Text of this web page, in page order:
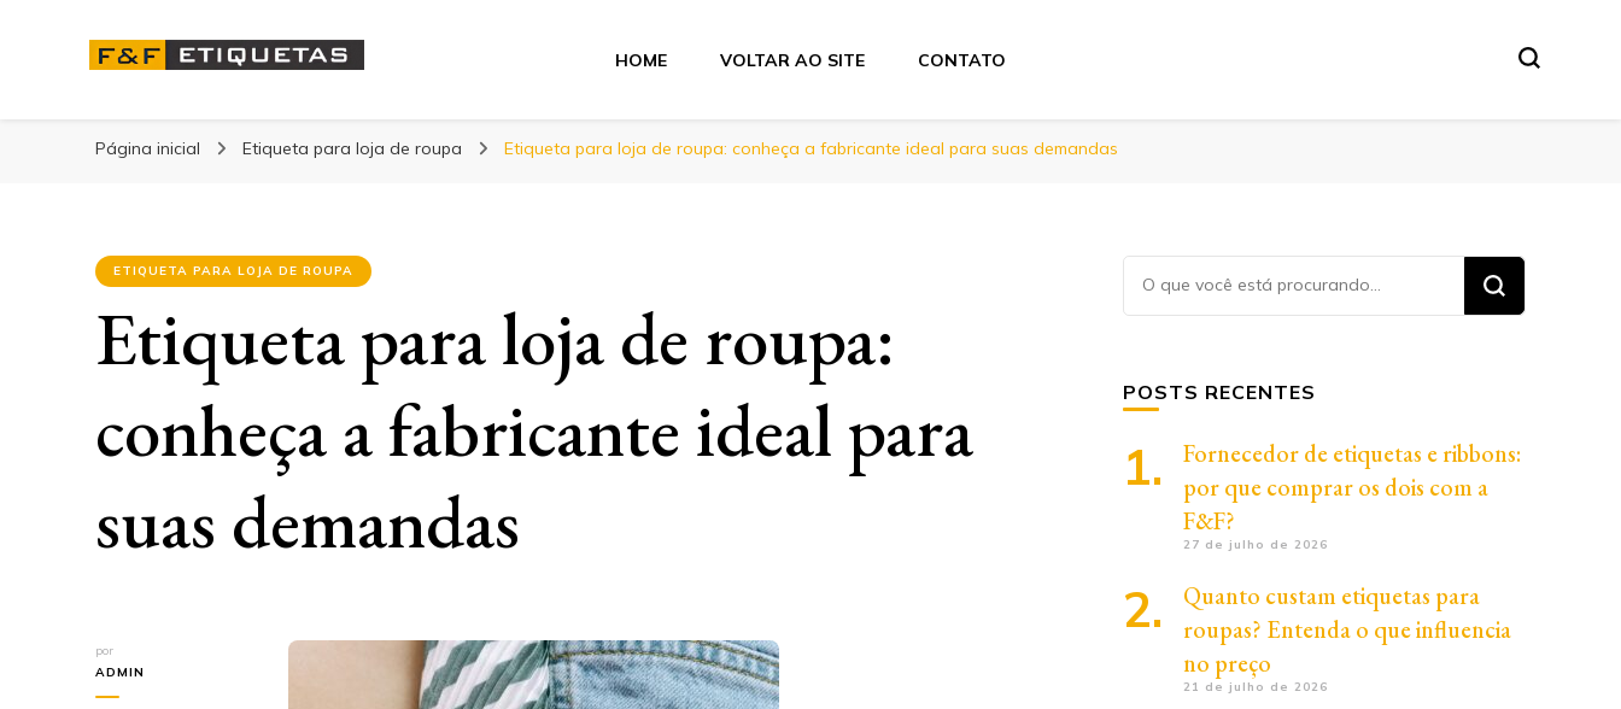
Blog | F&F Etiquetas
HOME VOLTAR AO SITE CONTATO
Página inicial Etiqueta para loja de roupa Etiqueta para loja de roupa: conheça a fabricante ideal para suas demandas
ETIQUETA PARA LOJA DE ROUPA
Etiqueta para loja de roupa:
conheça a fabricante ideal para
suas demandas
por
ADMIN
Procurando
algo?
POSTS RECENTES
Fornecedor de etiquetas e ribbons:
por que comprar os dois com a
F&F?
27 de julho de 2026
Quanto custam etiquetas para
roupas? Entenda o que influencia
no preço
21 de julho de 2026